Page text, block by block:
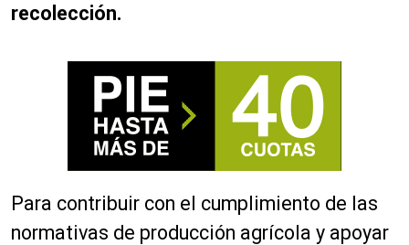
recolección.
Para contribuir con el cumplimiento de las
normativas de producción agrícola y apoyar